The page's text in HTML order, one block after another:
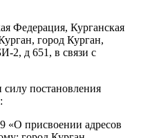
Федерация, Курганская
город Курган,
д 651, в связи с
постановления
«О присвоении адресов